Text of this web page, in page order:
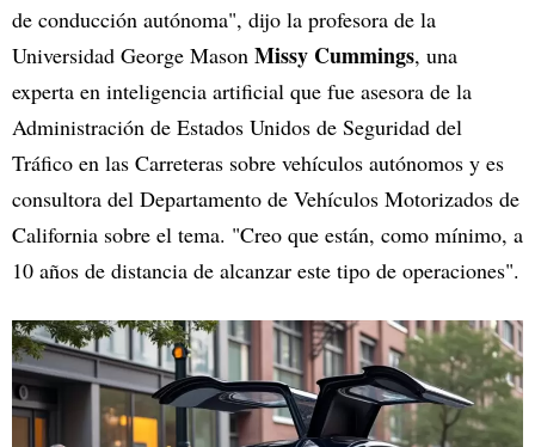
de conducción autónoma", dijo la profesora de la
Universidad George Mason Missy Cummings, una
experta en inteligencia artificial que fue asesora de la
Administración de Estados Unidos de Seguridad del
Tráfico en las Carreteras sobre vehículos autónomos y es
consultora del Departamento de Vehículos Motorizados de
California sobre el tema. "Creo que están, como mínimo, a
10 años de distancia de alcanzar este tipo de operaciones".